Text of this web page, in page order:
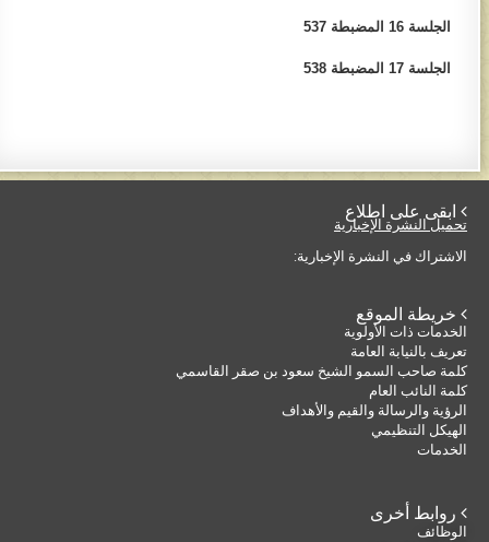
الجلسة 16 المضبطة 537​
الجلسة 17 ​المضبطة 538​
 ابقى على اطلاع
تحميل النشرة الإخبارية
الاشتراك في النشرة الإخبارية:
 خريطة الموقع
الخدمات ذات الأولوية
تعريف بالنيابة العامة
كلمة صاحب السمو الشيخ سعود بن صقر القاسمي
كلمة النائب العام
الرؤية والرسالة والقيم والأهداف
الهيكل التنظيمي
الخدمات
 روابط أخرى
الوظائف